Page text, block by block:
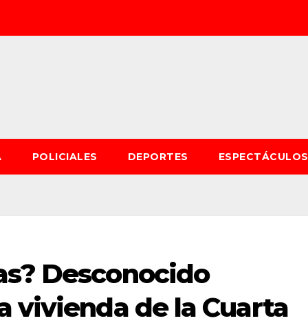
POLICIALES DEPORTES ESPECTÁCULOS
Desconocido
vivienda de la Cuarta